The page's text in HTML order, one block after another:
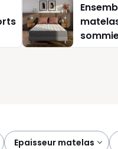
epaisseur matelas